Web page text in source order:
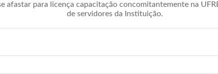
afastar para licença capacitação concomitantemente na
de servidores da Instituição.